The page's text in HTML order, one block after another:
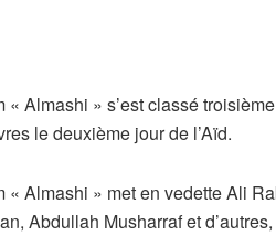
« Almashi » s’est classé
le deuxième jour de l’Aïd.
« Almashi » met en vedette Ali
Abdullah Musharraf et